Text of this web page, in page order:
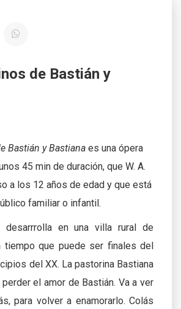
de Bastián y
Bastián y Bastiana es una ópera
45 min de duración, que W. A.
a los 12 años de edad y que está
familiar o infantil.
en una villa rural de
tiempo que puede ser finales del
del XX. La pastorina Bastiana
el amor de Bastián. Va a ver
para volver a enamorarlo. Colás